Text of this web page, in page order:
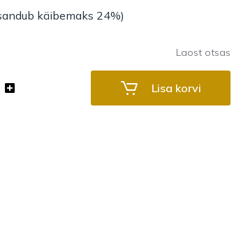
käibemaks 24%)
Laost otsas
Lisa korvi